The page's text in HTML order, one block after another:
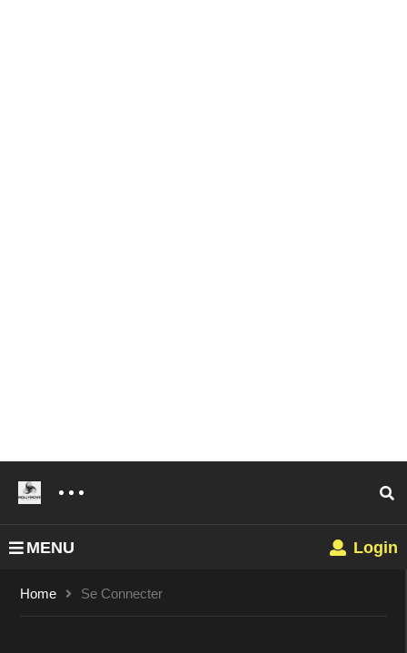
MENU Login
Home Se Connecter